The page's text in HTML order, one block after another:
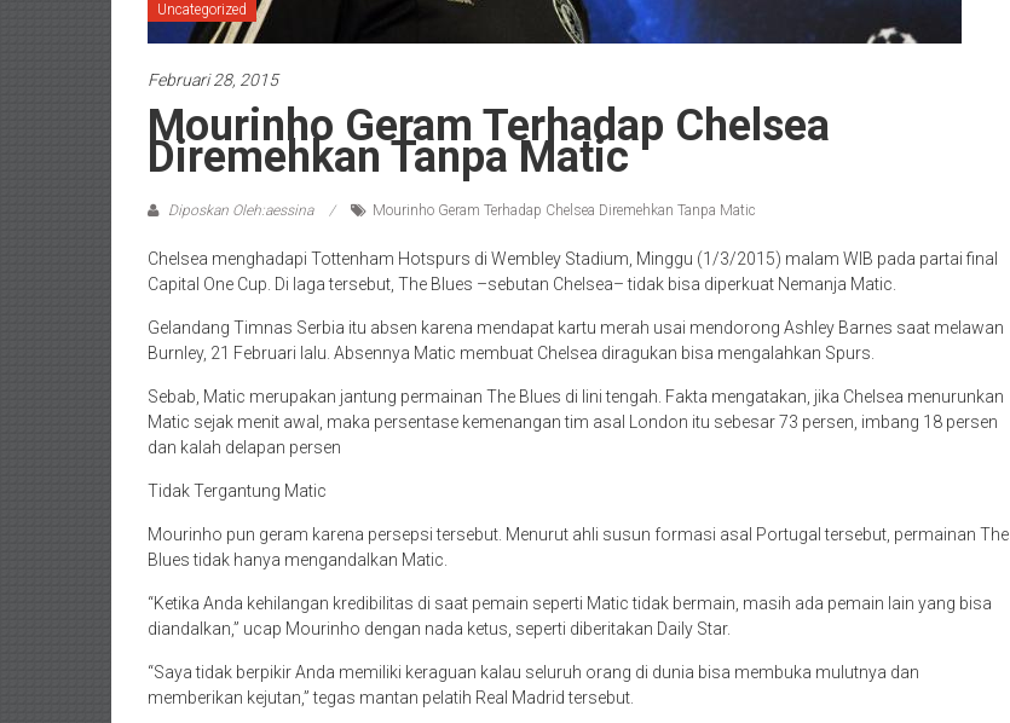
Uncategorized
Februari 28, 2015
Mourinho Geram Terhadap Chelsea
Diremehkan Tanpa Matic
Diposkan Oleh:aessina Mourinho Geram Terhadap Chelsea Diremehkan Tanpa Matic
Chelsea menghadapi Tottenham Hotspurs di Wembley Stadium, Minggu (1/3/2015) malam WIB pada partai final
Capital One Cup. Di laga tersebut, The Blues –sebutan Chelsea– tidak bisa diperkuat Nemanja Matic.
Gelandang Timnas Serbia itu absen karena mendapat kartu merah usai mendorong Ashley Barnes saat melawan
Burnley, 21 Februari lalu. Absennya Matic membuat Chelsea diragukan bisa mengalahkan Spurs.
Sebab, Matic merupakan jantung permainan The Blues di lini tengah. Fakta mengatakan, jika Chelsea menurunkan
Matic sejak menit awal, maka persentase kemenangan tim asal London itu sebesar 73 persen, imbang 18 persen
dan kalah delapan persen
Tidak Tergantung Matic
Mourinho pun geram karena persepsi tersebut. Menurut ahli susun formasi asal Portugal tersebut, permainan The
Blues tidak hanya mengandalkan Matic.
“Ketika Anda kehilangan kredibilitas di saat pemain seperti Matic tidak bermain, masih ada pemain lain yang bisa
diandalkan,” ucap Mourinho dengan nada ketus, seperti diberitakan Daily Star.
“Saya tidak berpikir Anda memiliki keraguan kalau seluruh orang di dunia bisa membuka mulutnya dan
memberikan kejutan,” tegas mantan pelatih Real Madrid tersebut.